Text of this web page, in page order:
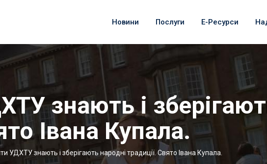
Новини Послуги Е-Ресурси
знають і
Івана Купала.
УДХТУ знають і зберігають народні традиції. Свято Івана Купала.